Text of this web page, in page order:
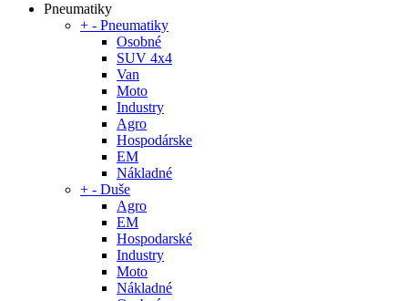
Pneumatiky
+ - Pneumatiky
Osobné
SUV 4x4
Van
Moto
Industry
Agro
Hospodárske
EM
Nákladné
+ - Duše
Agro
EM
Hospodarské
Industry
Moto
Nákladné